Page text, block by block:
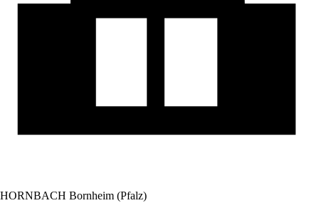
HORNBACH Bornheim (Pfalz)